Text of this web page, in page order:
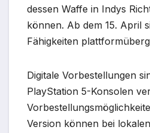
dessen Waffe in Indys
können. Ab dem 15. April
Fähigkeiten
Digitale Vorbestellungen
PlayStation 5-Konsolen
Version können bei